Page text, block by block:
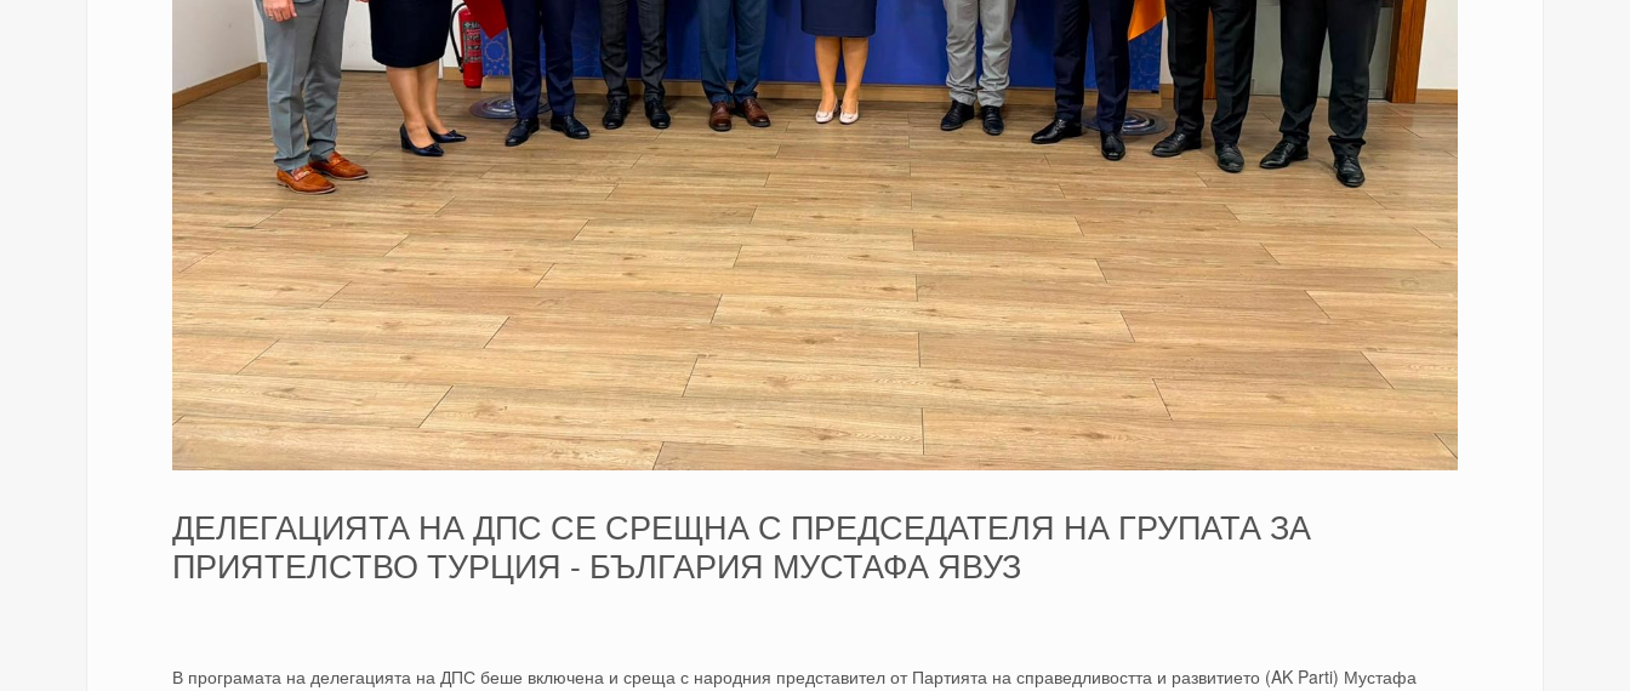
ДЕЛЕГАЦИЯТА НА ДПС СЕ СРЕЩНА С ПРЕДСЕДАТЕЛЯ НА ГРУПАТА ЗА
ПРИЯТЕЛСТВО ТУРЦИЯ - БЪЛГАРИЯ МУСТАФА ЯВУЗ
В програмата на делегацията на ДПС беше включена и среща с народния представител от Партията на справедливостта и развитието (AK Parti) Мустафа